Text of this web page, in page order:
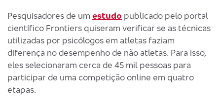
Pesquisadores de um estudo publicado pelo portal
científico Frontiers quiseram verificar se as técnicas
utilizadas por psicólogos em atletas faziam
diferença no desempenho de não atletas. Para isso,
eles selecionaram cerca de 45 mil pessoas para
participar de uma competição online em quatro
etapas.